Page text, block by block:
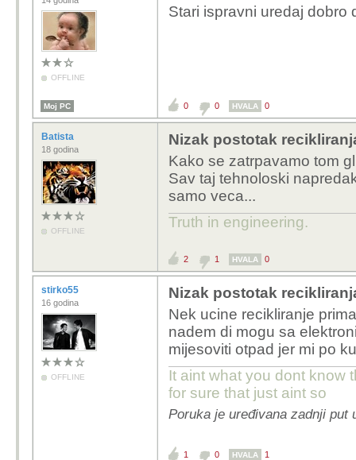
OFFLINE
Stari ispravni uredaj dobro
Moj PC 0 0 HVALA 0
Batista
18 godina
OFFLINE
Nizak postotak
Kako se zatrpavamo tom
Sav taj tehnoloski
samo veca...
Truth in engineering.
2 1 HVALA 0
stirko55
16 godina
OFFLINE
Nizak postotak
Nek ucine recikliranje
nadem di mogu sa
mijesoviti otpad jer mi po
It aint what you dont know
for sure that just aint so
Poruka je uređivana zadnji put
1 0 HVALA 1